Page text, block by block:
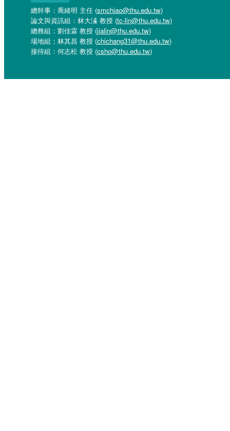
總幹事：喬緒明 主任 (smchiao@thu.edu.tw)
論文與資訊組：林大溱 教授 (tc-lin@thu.edu.tw)
總務組：劉佳霖 教授 (jialin@thu.edu.tw)
場地組；林其昌 教授 (chichang31@thu.edu.tw)
接待組：何志松 教授 (csho@thu.edu.tw)